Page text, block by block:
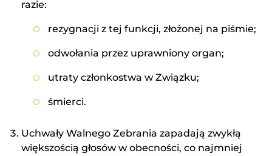
razie:
rezygnacji z tej funkcji, złożonej na piśmie;
odwołania przez uprawniony organ;
utraty członkostwa w Związku;
śmierci.
Uchwały Walnego Zebrania zapadają zwykłą
większością głosów w obecności, co najmniej